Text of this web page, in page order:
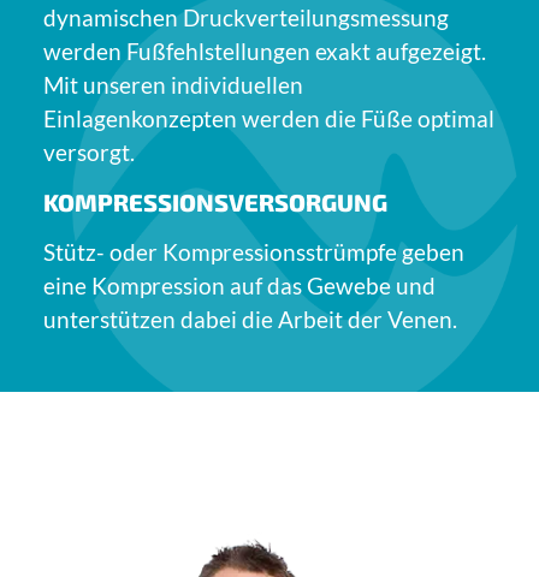
dynamischen Druckverteilungsmessung
werden Fußfehlstellungen exakt aufgezeigt.
Mit unseren individuellen
Einlagenkonzepten werden die Füße optimal
versorgt.
KOMPRESSIONSVERSORGUNG
Stütz- oder Kompressionsstrümpfe geben
eine Kompression auf das Gewebe und
unterstützen dabei die Arbeit der Venen.